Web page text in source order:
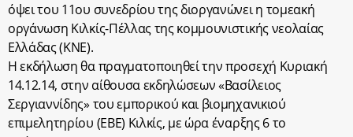
όψει του 11ου συνεδρίου της διοργανώνει η τομεακή
οργάνωση Κιλκίς-Πέλλας της κομμουνιστικής νεολαίας
Ελλάδας (ΚΝΕ).
Η εκδήλωση θα πραγματοποιηθεί την προσεχή Κυριακή
14.12.14, στην αίθουσα εκδηλώσεων «Βασίλειος
Σεργιαννίδης» του εμπορικού και βιομηχανικιού
επιμελητηρίου (ΕΒΕ) Κιλκίς, με ώρα έναρξης 6 το